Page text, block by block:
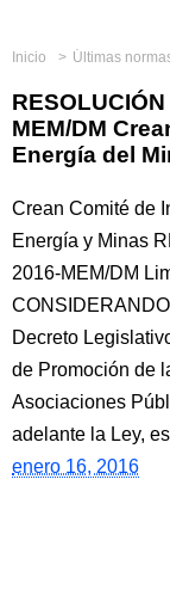
Inicio Últimas
MEM/DM
Energía del
Crean Comité de
Energía y Minas
2016-MEM/DM
Decreto
de Promoción de
Asociaciones
adelante la Ley,
enero 16, 2016